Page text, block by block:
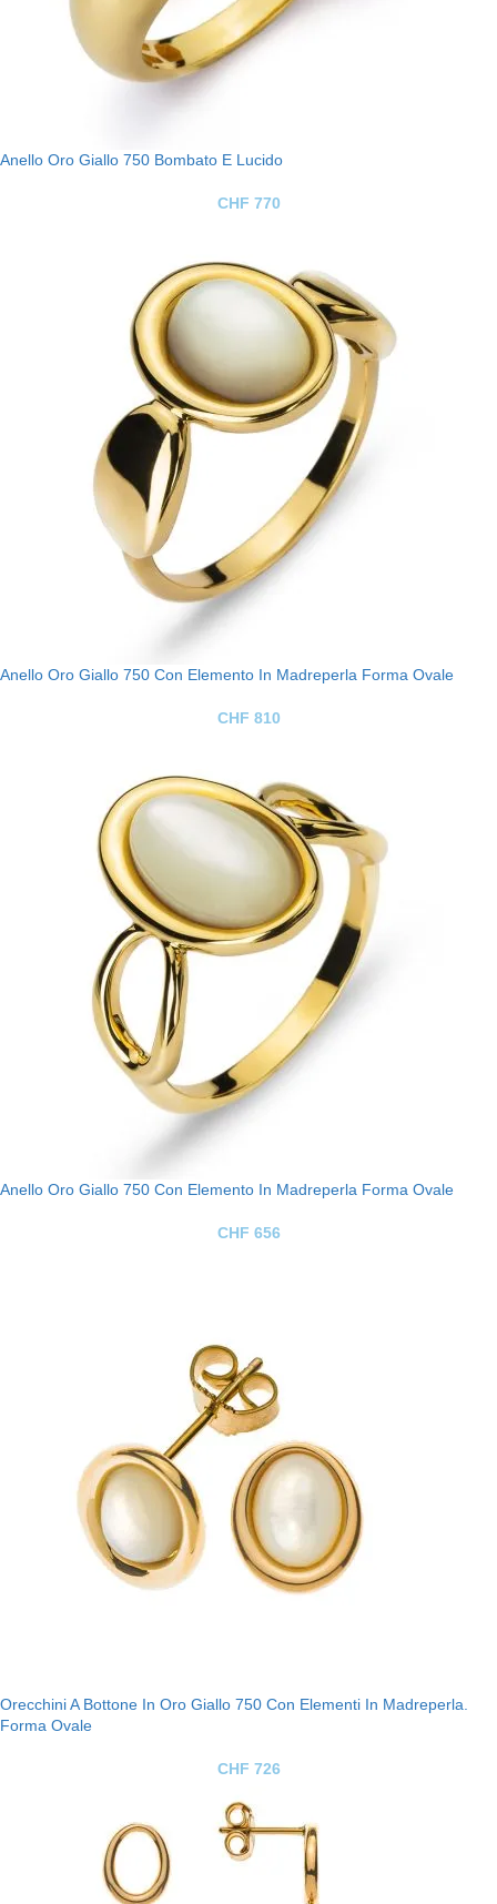
Anello Oro Giallo 750 Bombato E Lucido
CHF 770
Anello Oro Giallo 750 Con Elemento In Madreperla Forma Ovale
CHF 810
Anello Oro Giallo 750 Con Elemento In Madreperla Forma Ovale
CHF 656
Orecchini A Bottone In Oro Giallo 750 Con Elementi In Madreperla.
Forma Ovale
CHF 726